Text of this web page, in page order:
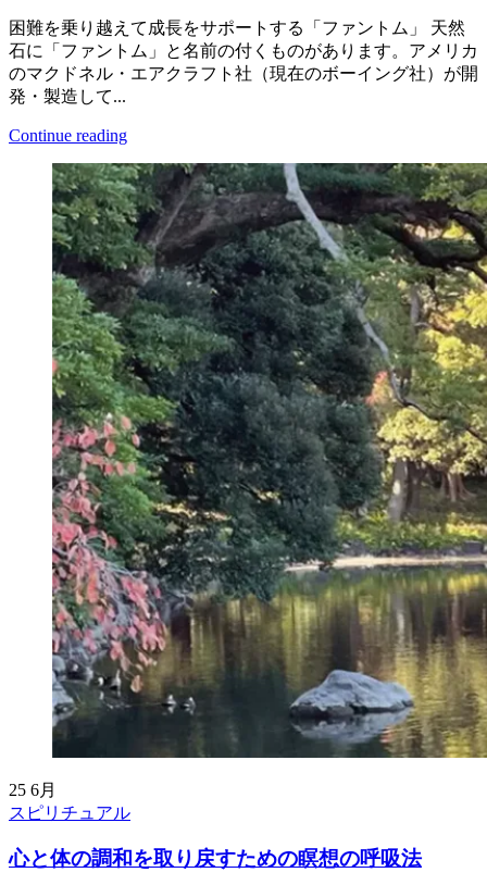
困難を乗り越えて成長をサポートする「ファントム」 天然
石に「ファントム」と名前の付くものがあります。アメリカ
のマクドネル・エアクラフト社（現在のボーイング社）が開
発・製造して...
Continue reading
25 6月
スピリチュアル
心と体の調和を取り戻すための瞑想の呼吸法